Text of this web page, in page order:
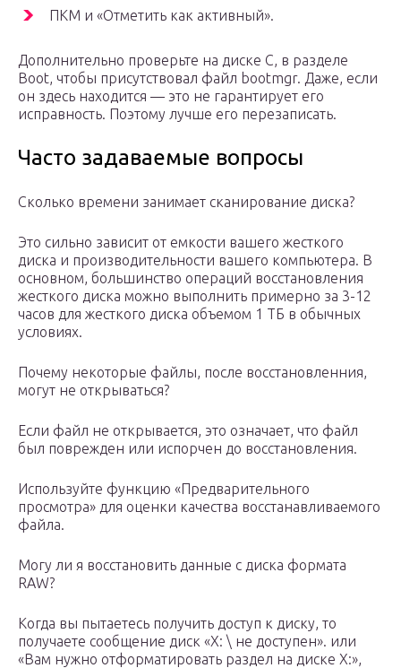
ПКМ и «Отметить как активный».
Дополнительно проверьте на диске C, в разделе
Boot, чтобы присутствовал файл bootmgr. Даже, если
он здесь находится — это не гарантирует его
исправность. Поэтому лучше его перезаписать.
Часто задаваемые вопросы
Сколько времени занимает сканирование диска?
Это сильно зависит от емкости вашего жесткого
диска и производительности вашего компьютера. В
основном, большинство операций восстановления
жесткого диска можно выполнить примерно за 3-12
часов для жесткого диска объемом 1 ТБ в обычных
условиях.
Почему некоторые файлы, после восстановленния,
могут не открываться?
Если файл не открывается, это означает, что файл
был поврежден или испорчен до восстановления.
Используйте функцию «Предварительного
просмотра» для оценки качества восстанавливаемого
файла.
Могу ли я восстановить данные с диска формата
RAW?
Когда вы пытаетесь получить доступ к диску, то
получаете сообщение диск «X: \ не доступен». или
«Вам нужно отформатировать раздел на диске X:»,